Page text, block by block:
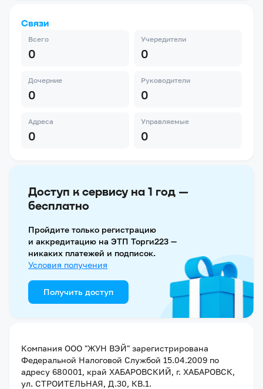
Связи
Всего
0
Учередители
0
Дочерние
0
Руководители
0
Адреса
0
Управляемые
0
Доступ к сервису на 1 год —
бесплатно
Пройдите только регистрацию
и аккредитацию на ЭТП Торги223 —
никаких платежей и подписок.
Условия получения
Получить доступ
Компания ООО "ЖУН ВЭЙ" зарегистрирована
Федеральной Налоговой Службой 15.04.2009 по
адресу 680001, край ХАБАРОВСКИЙ, г. ХАБАРОВСК,
ул. СТРОИТЕЛЬНАЯ, Д.30, КВ.1.